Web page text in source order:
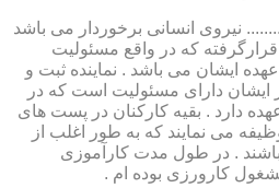
از تعداد ........ نیروی انسانی برخوردار می باشد
که در واقع مسئولیت
ایشان می باشد . نماینده ثبت و
ایشان دارای مسئولیت است که در
دارد . بقیه کارکنان در پست های
می نمایند که به طور اغلب از
. در طول مدت کارآموزی
کارورزی بوده ام .